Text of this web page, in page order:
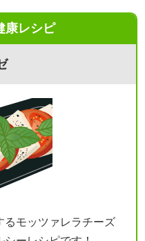
康レシピ
るモッツァレラチーズ